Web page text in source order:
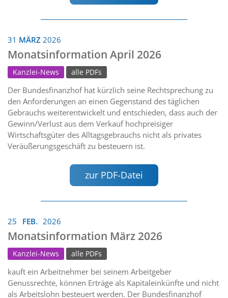
31 MÄRZ 2026
Monatsinformation April 2026
Kanzlei-News alle PDFs
Der Bundesfinanzhof hat kürzlich seine Rechtsprechung zu
den Anforderungen an einen Gegenstand des täglichen
Gebrauchs weiterentwickelt und entschieden, dass auch der
Gewinn/Verlust aus dem Verkauf hochpreisiger
Wirtschaftsgüter des Alltagsgebrauchs nicht als privates
Veräußerungsgeschäft zu besteuern ist.
zur PDF-Datei
25 FEB. 2026
Monatsinformation März 2026
Kanzlei-News alle PDFs
kauft ein Arbeitnehmer bei seinem Arbeitgeber
Genussrechte, können Erträge als Kapitaleinkünfte und nicht
als Arbeitslohn besteuert werden. Der Bundesfinanzhof